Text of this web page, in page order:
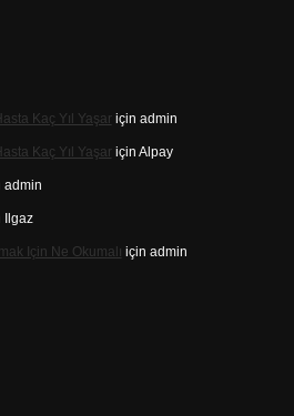
Kaç Yıl Yaşariçin admin
Kaç Yıl Yaşariçin Alpay
admin
Ilgaz
Için Ne Okumalı için admin